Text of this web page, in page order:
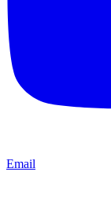
Email